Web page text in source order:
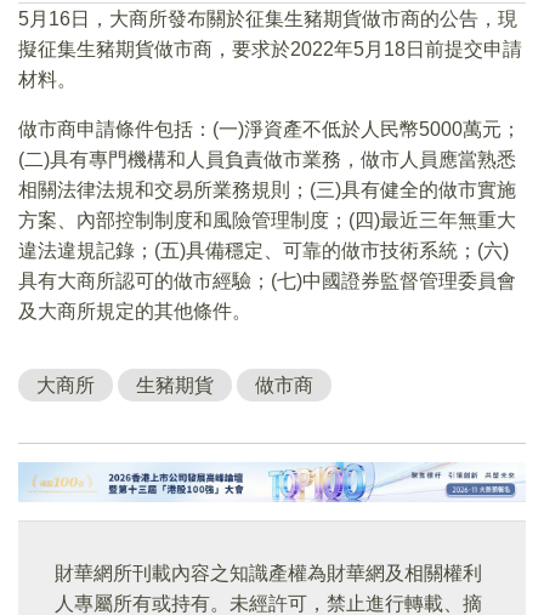
5月16日，大商所發布關於征集生豬期貨做市商的公告，現
擬征集生豬期貨做市商，要求於2022年5月18日前提交申請
材料。
做市商申請條件包括：(一)淨資產不低於人民幣5000萬元；
(二)具有專門機構和人員負責做市業務，做市人員應當熟悉
相關法律法規和交易所業務規則；(三)具有健全的做市實施
方案、內部控制制度和風險管理制度；(四)最近三年無重大
違法違規記錄；(五)具備穩定、可靠的做市技術系統；(六)
具有大商所認可的做市經驗；(七)中國證券監督管理委員會
及大商所規定的其他條件。
大商所 生豬期貨 做市商
財華網所刊載內容之知識產權為財華網及相關權利
人專屬所有或持有。未經許可，禁止進行轉載、摘